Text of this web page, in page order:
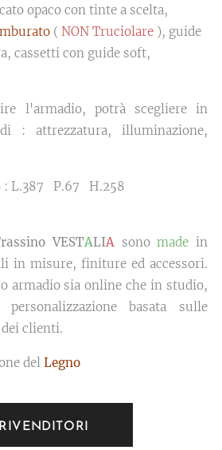
opaco con tinte a scelta,
( NON Truciolare ), guide
cassetti con guide soft,
l'armadio, potrà scegliere in
: attrezzatura, illuminazione,
: L.387 P.67 H.258
VESTALIAsonomade in
in misure, finiture ed accessori.
armadio sia online che in studio,
basata sulle
dei clienti.
del Legno
RIVENDITORI